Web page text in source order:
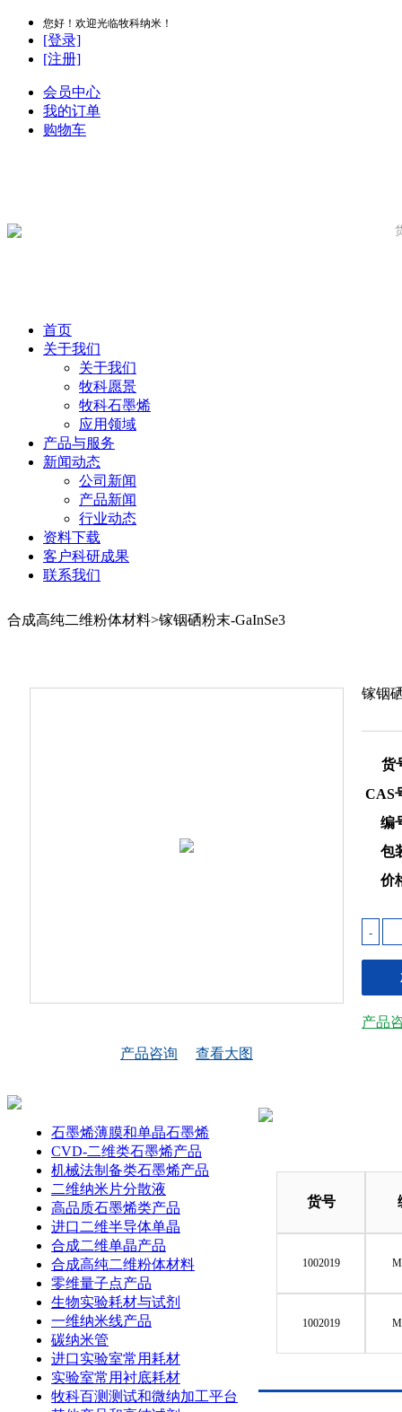
您好！欢迎光临牧科纳米！
[登录]
[注册]
会员中心
我的订单
购物车
首页
关于我们
关于我们
牧科愿景
牧科石墨烯
应用领域
产品与服务
新闻动态
公司新闻
产品新闻
行业动态
资料下载
客户科研成果
联系我们
合成高纯二维粉体材料>镓铟硒粉末-GaInSe3
镓铟
货
CAS
编
包
价
-
产品
产品咨询 查看大图
石墨烯薄膜和单晶石墨烯
CVD-二维类石墨烯产品
机械法制备类石墨烯产品
二维纳米片分散液
高品质石墨烯类产品
进口二维半导体单晶
合成二维单晶产品
合成高纯二维粉体材料
零维量子点产品
生物实验耗材与试剂
一维纳米线产品
碳纳米管
进口实验室常用耗材
实验室常用衬底耗材
牧科百测测试和微纳加工平台
货号
1002019
1002019